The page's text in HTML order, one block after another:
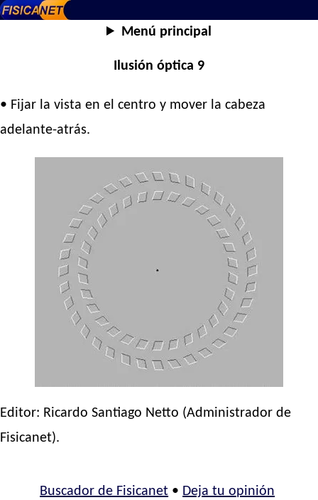
Menú principal
Ilusión óptica 9
• Fijar la vista en el centro y mover la cabeza
adelante-atrás.
Editor: Ricardo Santiago Netto (Administrador de
Fisicanet).
Buscador de Fisicanet • Deja tu opinión